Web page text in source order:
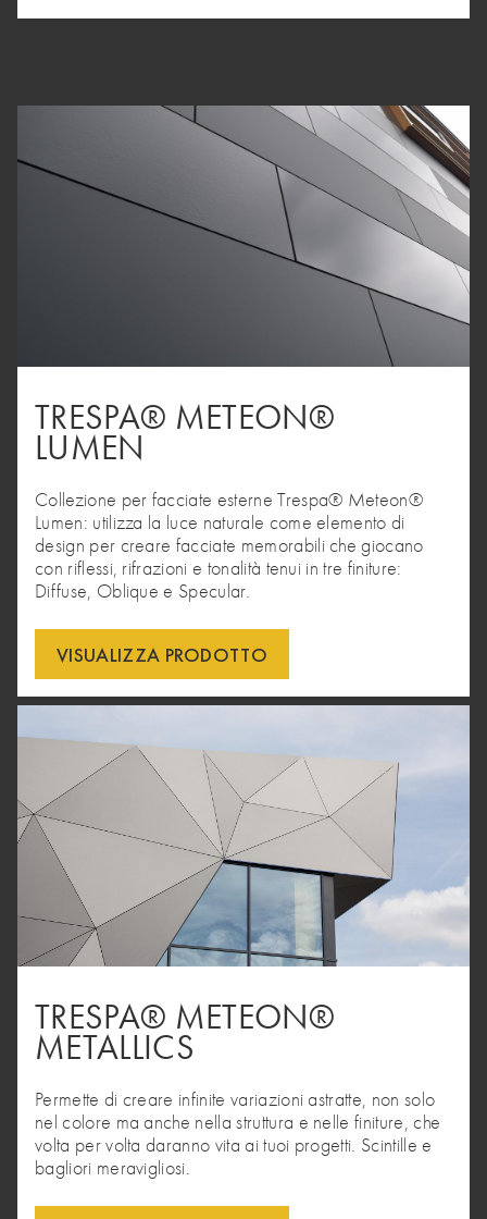
TRESPA® METEON®
LUMEN
Collezione per facciate esterne Trespa® Meteon®
Lumen: utilizza la luce naturale come elemento di
design per creare facciate memorabili che giocano
con riflessi, rifrazioni e tonalità tenui in tre finiture:
Diffuse, Oblique e Specular.
VISUALIZZA PRODOTTO
TRESPA® METEON®
METALLICS
Permette di creare infinite variazioni astratte, non solo
nel colore ma anche nella struttura e nelle finiture, che
volta per volta daranno vita ai tuoi progetti. Scintille e
bagliori meravigliosi.